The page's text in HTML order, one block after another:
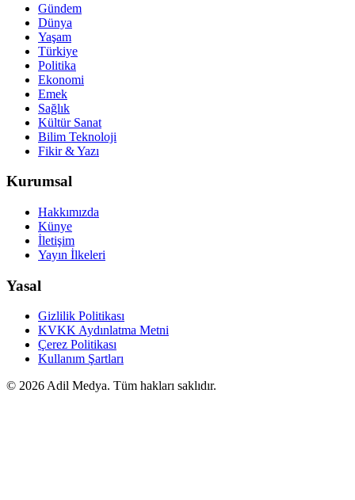
Gündem
Dünya
Yaşam
Türkiye
Politika
Ekonomi
Emek
Sağlık
Kültür Sanat
Bilim Teknoloji
Fikir & Yazı
Kurumsal
Hakkımızda
Künye
İletişim
Yayın İlkeleri
Yasal
Gizlilik Politikası
KVKK Aydınlatma Metni
Çerez Politikası
Kullanım Şartları
© 2026Adil Medya. Tüm hakları saklıdır.